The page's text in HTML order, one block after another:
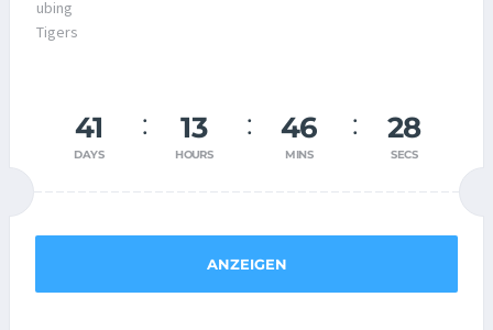
41
DAYS
13
HOURS
46
MINS
28
SECS
ANZEIGEN